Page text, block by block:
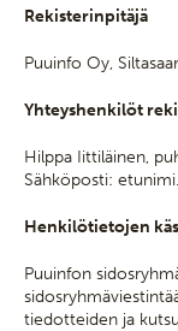
Rekisterinpitäjä
Puuinfo Oy,
Yhteyshenkilöt
Hilppa Iittiläinen,
Sähköposti:
Henkilötietojen
Puuinfon
tiedotteiden ja